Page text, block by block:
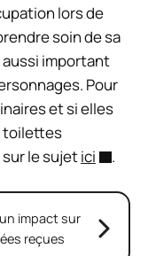
lors de
soin de sa
important
Pour
et si elles
toilettes
le sujetici .
impact sur
reçues